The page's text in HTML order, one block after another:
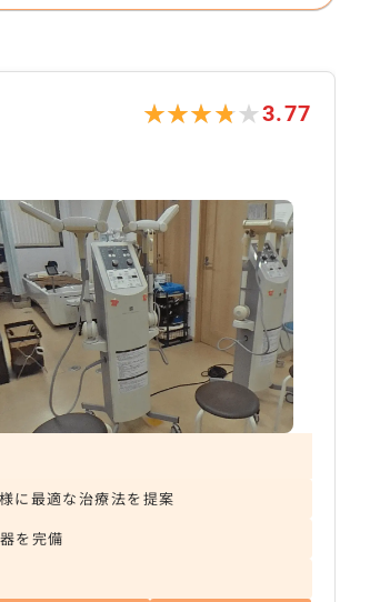
★★★★★
★★★★★3.77
に最適な治療法を提案
を完備